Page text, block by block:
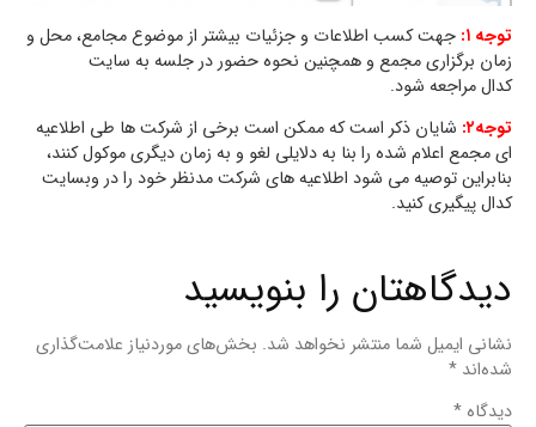
توجه ۱:
جهت کسب اطلاعات و جزئیات بیشتر از موضوع مجامع، محل و
زمان برگزاری مجمع و همچنین نحوه حضور در جلسه به سایت
کدال مراجعه شود.
توجه۲:
شایان ذکر است که ممکن است برخی از شرکت ها طی اطلاعیه
ای مجمع اعلام شده را بنا به دلایلی لغو و به زمان دیگری موکول کنند،
بنابراین توصیه می شود اطلاعیه های شرکت مدنظر خود را در وبسایت
کدال پیگیری کنید.
دیدگاهتان را بنویسید
نشانی ایمیل شما منتشر نخواهد شد. بخش‌های موردنیاز علامت‌گذاری
شده‌اند *
دیدگاه *